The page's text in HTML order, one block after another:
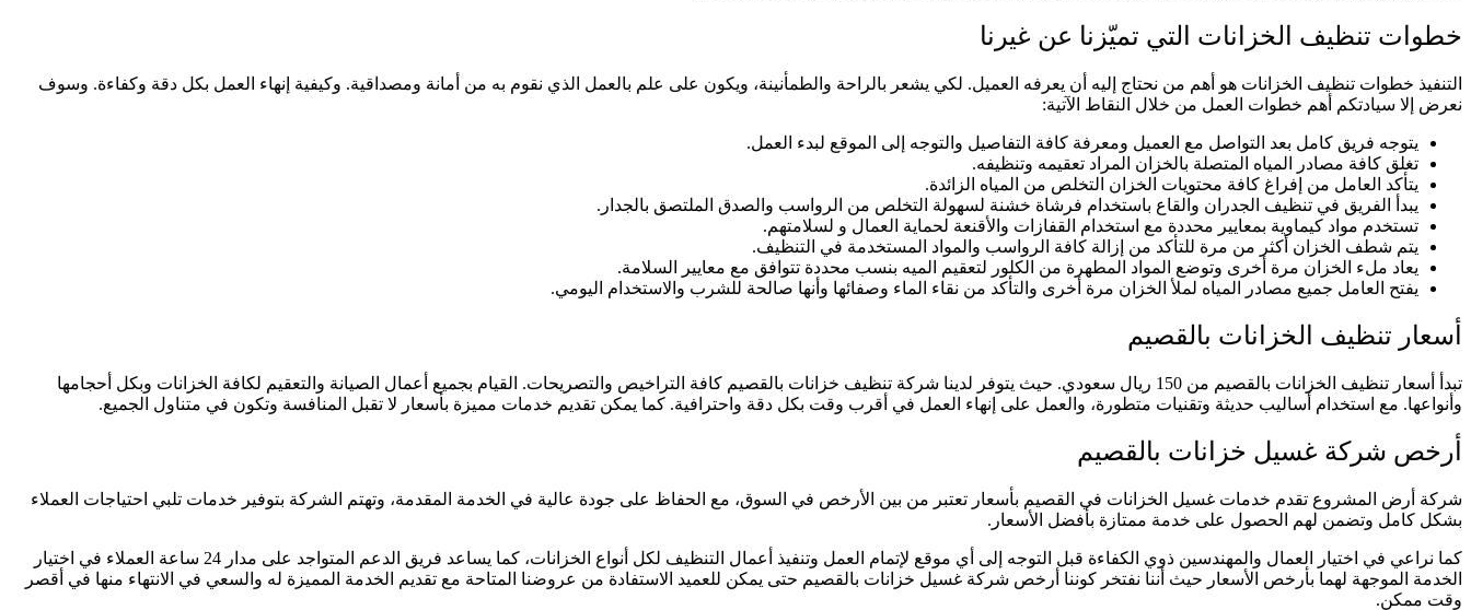
خطوات تنظيف الخزانات التي تميّزنا عن غيرنا
التنفيذ خطوات تنظيف الخزانات هو أهم من نحتاج إليه أن يعرفه العميل. لكي يشعر بالراحة والطمأنينة، ويكون على علم بالعمل الذي نقوم به من أمانة ومصداقية. وكيفية إنهاء العمل بكل دقة وكفاءة. وسوف
نعرض إلا سيادتكم أهم خطوات العمل من خلال النقاط الآتية:
يتوجه فريق كامل بعد التواصل مع العميل ومعرفة كافة التفاصيل والتوجه إلى الموقع لبدء العمل.
تغلق كافة مصادر المياه المتصلة بالخزان المراد تعقيمه وتنظيفه.
يتأكد العامل من إفراغ كافة محتويات الخزان التخلص من المياه الزائدة.
يبدأ الفريق في تنظيف الجدران والقاع باستخدام فرشاة خشنة لسهولة التخلص من الرواسب والصدق الملتصق بالجدار.
تستخدم مواد كيماوية بمعايير محددة مع استخدام القفازات والأقنعة لحماية العمال و لسلامتهم.
يتم شطف الخزان أكثر من مرة للتأكد من إزالة كافة الرواسب والمواد المستخدمة في التنظيف.
يعاد ملء الخزان مرة أخرى وتوضع المواد المطهرة من الكلور لتعقيم الميه بنسب محددة تتوافق مع معايير السلامة.
يفتح العامل جميع مصادر المياه لملأ الخزان مرة أخرى والتأكد من نقاء الماء وصفائها وأنها صالحة للشرب والاستخدام اليومي.
أسعار تنظيف الخزانات بالقصيم
تبدأ أسعار تنظيف الخزانات بالقصيم من 150 ريال سعودي. حيث يتوفر لدينا شركة تنظيف خزانات بالقصيم كافة التراخيص والتصريحات. القيام بجميع أعمال الصيانة والتعقيم لكافة الخزانات وبكل أحجامها
وأنواعها. مع استخدام أساليب حديثة وتقنيات متطورة، والعمل على إنهاء العمل في أقرب وقت بكل دقة واحترافية. كما يمكن تقديم خدمات مميزة بأسعار لا تقبل المنافسة وتكون في متناول الجميع.
أرخص شركة غسيل خزانات بالقصيم
شركة أرض المشروع تقدم خدمات غسيل الخزانات في القصيم بأسعار تعتبر من بين الأرخص في السوق، مع الحفاظ على جودة عالية في الخدمة المقدمة، وتهتم الشركة بتوفير خدمات تلبي احتياجات العملاء
بشكل كامل وتضمن لهم الحصول على خدمة ممتازة بأفضل الأسعار.
كما نراعي في اختيار العمال والمهندسين ذوي الكفاءة قبل التوجه إلى أي موقع لإتمام العمل وتنفيذ أعمال التنظيف لكل أنواع الخزانات، كما يساعد فريق الدعم المتواجد على مدار 24 ساعة العملاء في اختيار
الخدمة الموجهة لهما بأرخص الأسعار حيث أننا نفتخر كوننا أرخص شركة غسيل خزانات بالقصيم حتى يمكن للعميد الاستفادة من عروضنا المتاحة مع تقديم الخدمة المميزة له والسعي في الانتهاء منها في أقصر
وقت ممكن.